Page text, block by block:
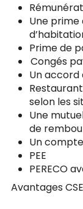
Une
Prime de
Congés
Un
selon les
Une
de
Un
PEE
PERECO
Avantages